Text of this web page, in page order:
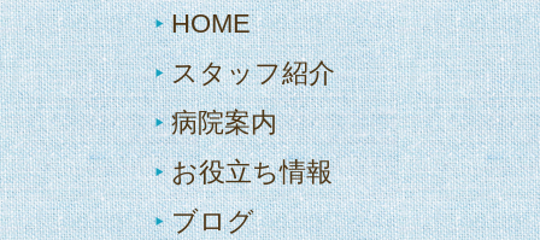
HOME
スタッフ紹介
病院案内
お役立ち情報
ブログ